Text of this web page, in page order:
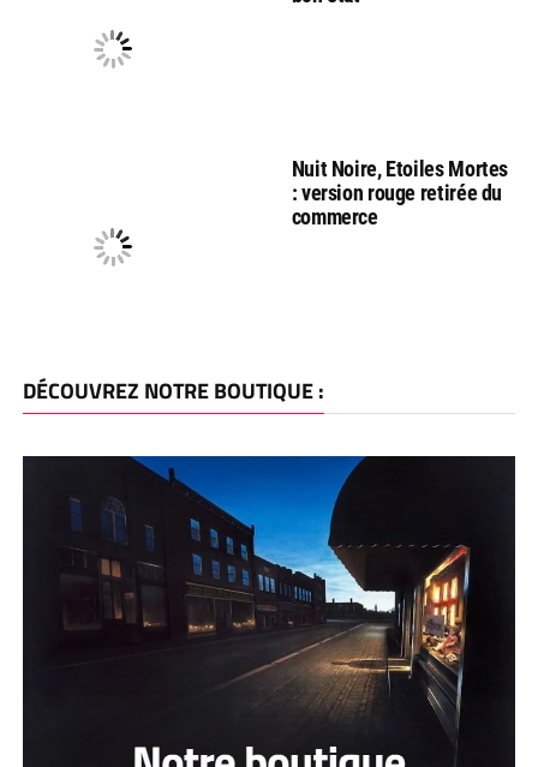
Nuit Noire, Etoiles Mortes
: version rouge retirée du
commerce
DÉCOUVREZ NOTRE BOUTIQUE :